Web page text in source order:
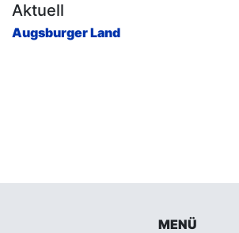
Aktuell
Augsburger Land
MENÜ